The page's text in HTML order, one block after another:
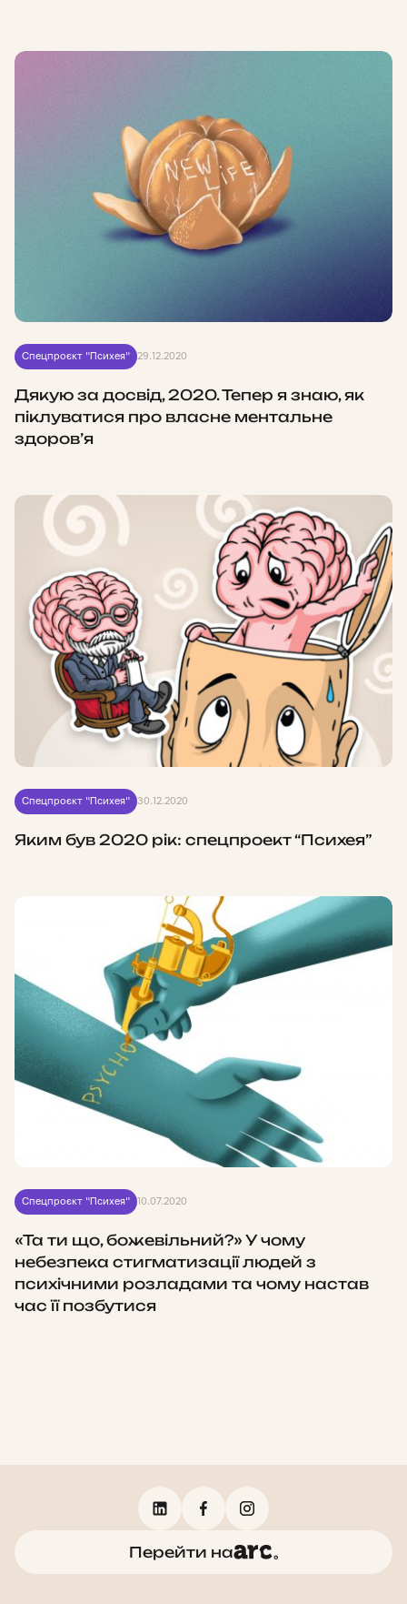
Спецпроєкт "Психея" 29.12.2020
Дякую за досвід, 2020. Тепер я знаю, як
піклуватися про власне ментальне
здоров’я
Спецпроєкт "Психея" 30.12.2020
Яким був 2020 рік: спецпроект “Психея”
Спецпроєкт "Психея" 10.07.2020
«Та ти що, божевільний?» У чому
небезпека стигматизації людей з
психічними розладами та чому настав
час її позбутися
Перейти на